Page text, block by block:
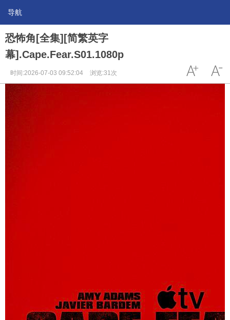
导航
恐怖角[全集][简繁英字
幕].Cape.Fear.S01.1080p
时间:2026-07-03 09:52:04 浏览:31次